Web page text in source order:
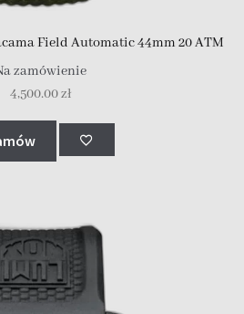
Field Automatic 44mm 20 ATM
zamówienie
4,500.00zł